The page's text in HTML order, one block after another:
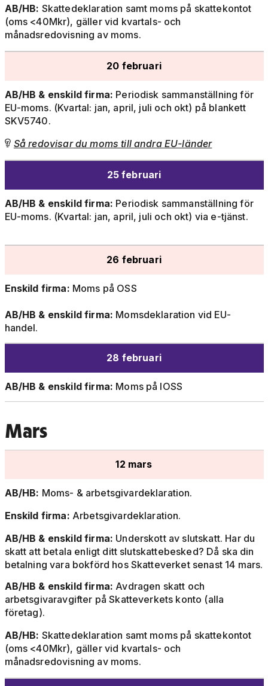
AB/HB: Skattedeklaration samt moms på skattekontot
(oms <40Mkr), gäller vid kvartals- och
månadsredovisning av moms.
20 februari
AB/HB & enskild firma: Periodisk sammanställning för
EU-moms. (Kvartal: jan, april, juli och okt) på blankett
SKV5740.
 Så redovisar du moms till andra EU-länder
25 februari
AB/HB & enskild firma: Periodisk sammanställning för
EU-moms. (Kvartal: jan, april, juli och okt) via e-tjänst.
26 februari
Enskild firma: Moms på OSS
AB/HB & enskild firma: Momsdeklaration vid EU-
handel.
28 februari
AB/HB & enskild firma: Moms på IOSS
Mars
12 mars
AB/HB: Moms- & arbetsgivardeklaration.
Enskild firma: Arbetsgivardeklaration.
AB/HB & enskild firma: Underskott av slutskatt. Har du
skatt att betala enligt ditt slutskattebesked? Då ska din
betalning vara bokförd hos Skatteverket senast 14 mars.
AB/HB & enskild firma: Avdragen skatt och
arbetsgivaravgifter på Skatteverkets konto (alla
företag).
AB/HB: Skattedeklaration samt moms på skattekontot
(oms <40Mkr), gäller vid kvartals- och
månadsredovisning av moms.